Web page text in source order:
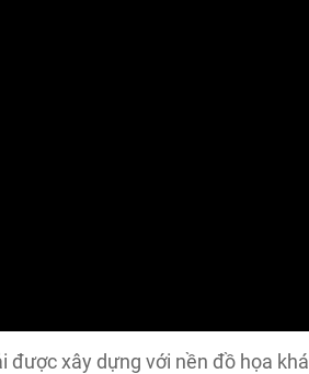
được xây dựng với nền đồ họa khá